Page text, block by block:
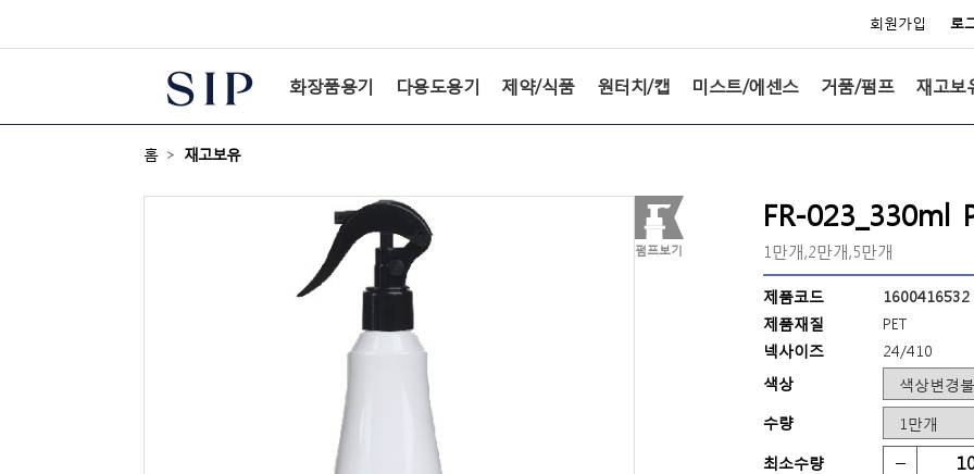
회원가입 로
화장품용기 다용도용기 제약/식품 원터치/캡 미스트/에센스 거품/펌프 재고보
홈 > 재고보유
펌프보기
FR-023_330ml
1만개,2만개,5만개
제품코드
1600416532
제품재질
PET
넥사이즈
24/410
색상
수량
최소수량